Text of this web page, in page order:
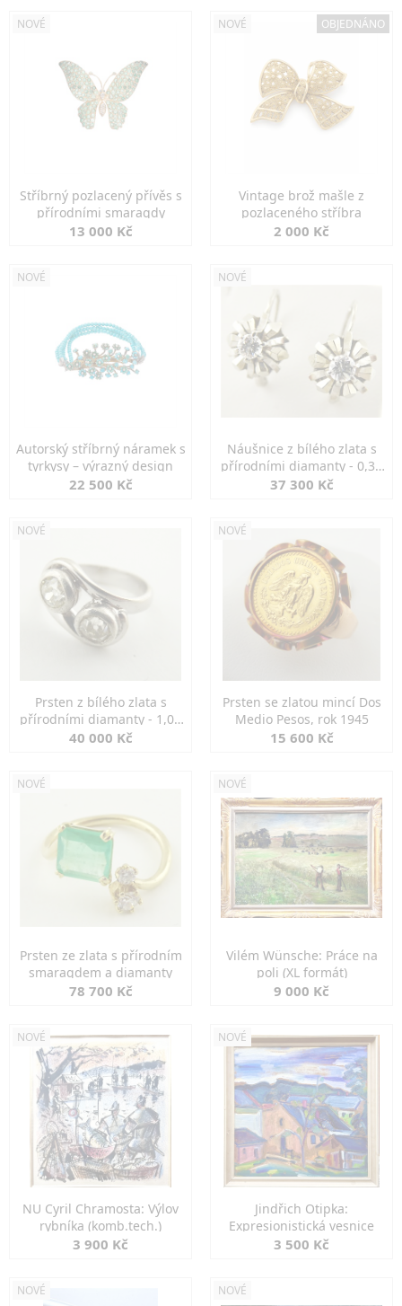
NOVÉ
Stříbrný pozlacený přívěs s
přírodními smaragdy
13 000 Kč
NOVÉ OBJEDNÁNO
Vintage brož mašle z
pozlaceného stříbra
2 000 Kč
NOVÉ
Autorský stříbrný náramek s
tyrkysy – výrazný design
22 500 Kč
NOVÉ
Náušnice z bílého zlata s
přírodními diamanty - 0,30
ct
37 300 Kč
NOVÉ
Prsten z bílého zlata s
přírodními diamanty - 1,00
ct
40 000 Kč
NOVÉ
Prsten se zlatou mincí Dos
Medio Pesos, rok 1945
15 600 Kč
NOVÉ
Prsten ze zlata s přírodním
smaragdem a diamanty
78 700 Kč
NOVÉ
Vilém Wünsche: Práce na
poli (XL formát)
9 000 Kč
NOVÉ
NU Cyril Chramosta: Výlov
rybníka (komb.tech.)
3 900 Kč
NOVÉ
Jindřich Otipka:
Expresionistická vesnice
3 500 Kč
NOVÉ NOVÉ